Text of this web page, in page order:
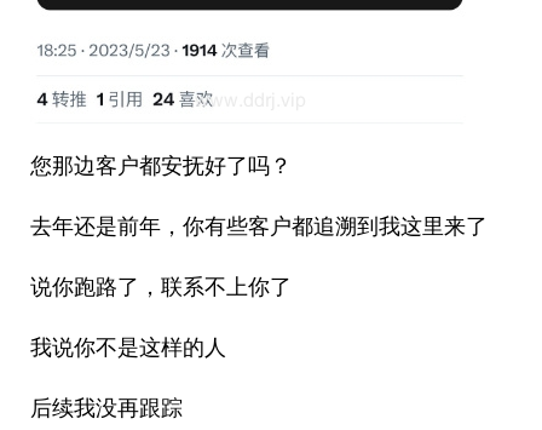
您那边客户都安抚好了吗？
去年还是前年，你有些客户都追溯到我这里来了
说你跑路了，联系不上你了
我说你不是这样的人
后续我没再跟踪